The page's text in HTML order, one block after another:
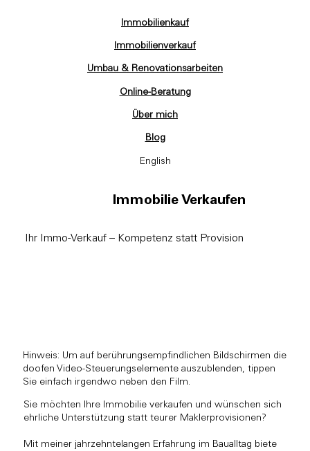
Immobilienkauf
Immobilienverkauf
Umbau & Renovationsarbeiten
Online-Beratung
Über mich
Blog
English
Immobilie Verkaufen
Ihr Immo-Verkauf – Kompetenz statt Provision
Hinweis: Um auf berührungsempfindlichen Bildschirmen die
doofen Video-Steuerungselemente auszublenden, tippen
Sie einfach irgendwo neben den Film.
Sie möchten Ihre Immobilie verkaufen und wünschen sich
ehrliche Unterstützung statt teurer Maklerprovisionen?
Mit meiner jahrzehntelangen Erfahrung im Baualltag biete